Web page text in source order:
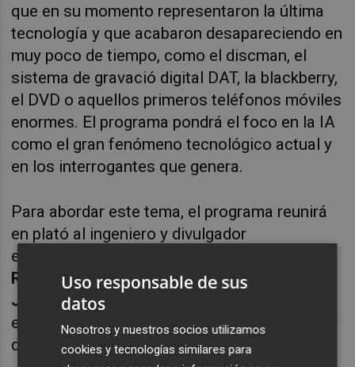
que en su momento representaron la última
tecnología y que acabaron desapareciendo en
muy poco de tiempo, como el discman, el
sistema de gravació digital DAT, la blackberry,
el DVD o aquellos primeros teléfonos móviles
enormes. El programa pondrá el foco en la IA
como el gran fenómeno tecnológico actual y
en los interrogantes que genera.
Para abordar este tema, el programa reunirá
en plató al ingeniero y divulgador
especializado en inteligencia artificial
Roldány a la periodista científica
Josep Picó, que ayudarán a entender qué es
exactamente la IA, qué posibilidades ofrece y
qué riesgos plantea.
Uso responsable de sus
datos
Nosotros y nuestros socios utilizamos
cookies y tecnologías similares para